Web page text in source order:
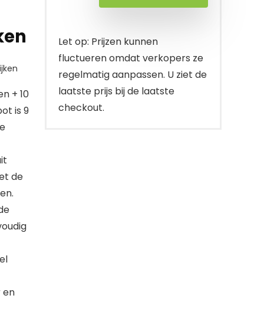
+ 10
is 9
de
en
Let op: Prijzen kunnen
fluctueren omdat verkopers ze
regelmatig aanpassen. U ziet de
laatste prijs bij de laatste
checkout.